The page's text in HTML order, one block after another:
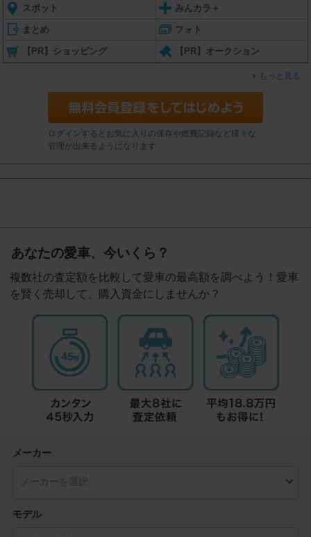
スポット みんカラ＋
まとめ フォト
【PR】ショッピング 【PR】オークション
もっと見る
ログインするとお気に入りの保存や燃費記録など様々な
管理が出来るようになります
あなたの愛車、今いくら？
複数社の査定額を比較して愛車の最高額を調べよう！愛車
を賢く売却して、購入資金にしませんか？
メーカー
モデル